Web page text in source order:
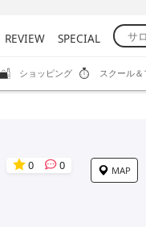
REVIEW SPECIAL
ショッピング スクール
0 0 MAP